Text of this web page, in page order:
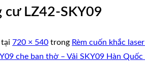
cư LZ42-SKY09
tại 720 × 540 trong Rèm cuốn khắc